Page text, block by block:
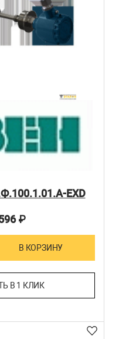
ЕХD
₽
В КОРЗИНУ
В 1 КЛИК